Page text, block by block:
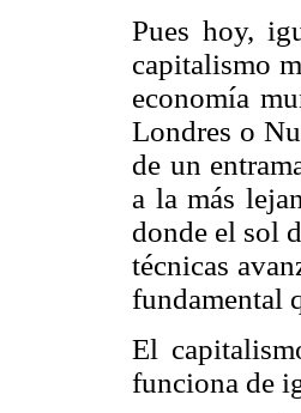
Pues hoy,
capitalismo
economía
Londres o
de un
a la más
donde el sol
técnicas
fundamental
El
funciona de